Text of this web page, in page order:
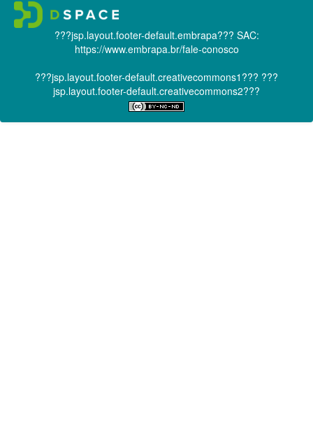
???jsp.layout.footer-default.embrapa??? SAC:
https://www.embrapa.br/fale-conosco
???jsp.layout.footer-default.creativecommons1??? ???
jsp.layout.footer-default.creativecommons2???